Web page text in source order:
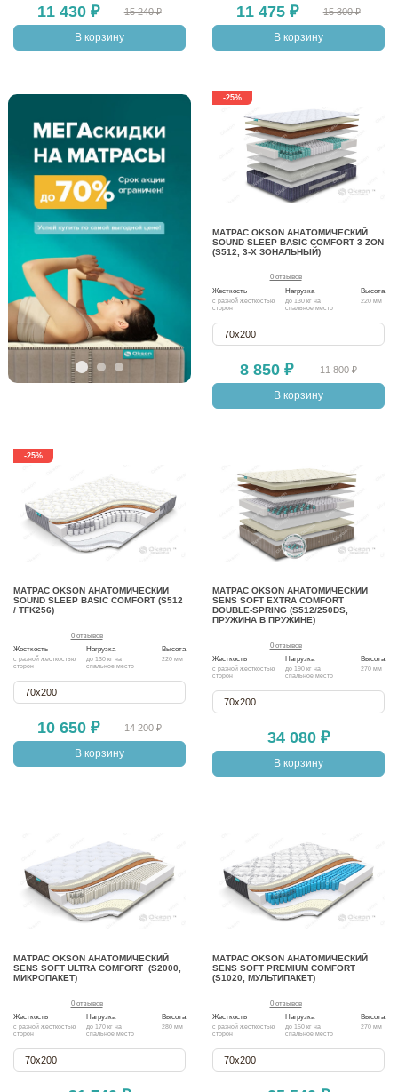
11 430 ₽ 15 240 ₽
В корзину
11 475 ₽ 15 300 ₽
В корзину
-25%
МАТРАС OKSON АНАТОМИЧЕСКИЙ
SOUND SLEEP BASIC COMFORT 3 ZON
(S512, 3-Х ЗОНАЛЬНЫЙ)
0 отзывов
8 850 ₽ 11 800 ₽
Жесткость
с разной жесткостью
сторон
Нагрузка
до 130 кг на
спальное место
Высота
220 мм
70х200
В корзину
-25%
МАТРАС OKSON АНАТОМИЧЕСКИЙ
SOUND SLEEP BASIC COMFORT (S512
/ TFK256)
0 отзывов
10 650 ₽ 14 200 ₽
Жесткость
с разной жесткостью
сторон
Нагрузка
до 130 кг на
спальное место
Высота
220 мм
70х200
В корзину
МАТРАС OKSON АНАТОМИЧЕСКИЙ
SENS SOFT EXTRA COMFORT
DOUBLE-SPRING (S512/250DS,
ПРУЖИНА В ПРУЖИНЕ)
0 отзывов
34 080 ₽
Жесткость
с разной жесткостью
сторон
Нагрузка
до 190 кг на
спальное место
Высота
270 мм
70х200
В корзину
МАТРАС OKSON АНАТОМИЧЕСКИЙ
SENS SOFT ULTRA COMFORT (S2000,
МИКРОПАКЕТ)
0 отзывов
Жесткость
с разной жесткостью
сторон
Нагрузка
до 170 кг на
спальное место
Высота
280 мм
70х200
МАТРАС OKSON АНАТОМИЧЕСКИЙ
SENS SOFT PREMIUM COMFORT
(S1020, МУЛЬТИПАКЕТ)
0 отзывов
Жесткость
с разной жесткостью
сторон
Нагрузка
до 150 кг на
спальное место
Высота
270 мм
70х200